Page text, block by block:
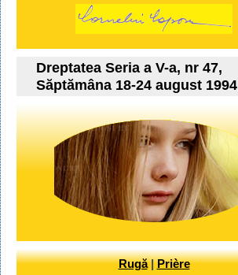
Dreptatea Seria a V-a, nr 47,
Săptămâna 18-24 august 1994
Rugă|Prière